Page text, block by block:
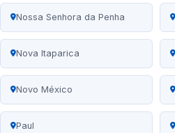
Nossa Senhora da Penha
Nova Itaparica
Novo México
Paul